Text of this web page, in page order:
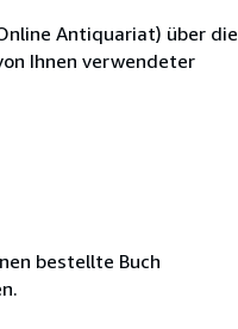
Antiquariat) über die
Ihnen verwendeter
bestellte Buch